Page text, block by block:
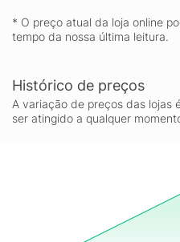
* O preço atual da loja online
tempo da nossa última leitura.
Histórico de preços
A variação de preços das lojas
ser atingido a qualquer